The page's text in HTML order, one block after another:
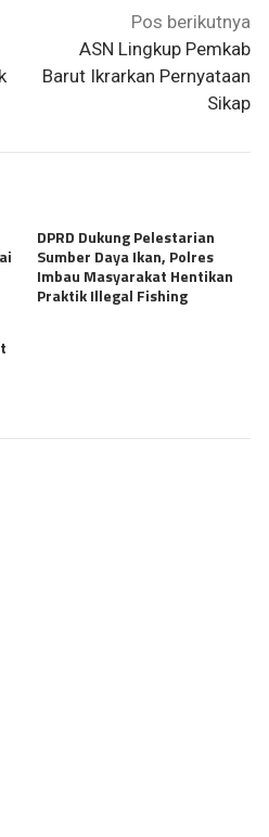
Pos berikutnya
ASN Lingkup Pemkab
Barut Ikrarkan Pernyataan
Sikap
DPRD Dukung Pelestarian
Sumber Daya Ikan, Polres
Imbau Masyarakat Hentikan
Praktik Illegal Fishing